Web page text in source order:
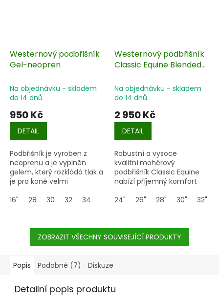
Westernový podbřišník
Gel-neopren
Na objednávku - skladem
do 14 dnů
950 Kč
DETAIL
Podbřišník je vyroben z
neoprenu a je vyplněn
gelem, který rozkládá tlak a
je pro koně velmi
zajišťuje optimální oporu
také kompletně podšité.
16" 28 30 32 34
Westernový podbřišník
Classic Equine Blended
Na objednávku - skladem
do 14 dnů
2 950 Kč
DETAIL
Robustní a vysoce
kvalitnímohérový
podbřišník Classic Equine
nabízí příjemný komfort
směsi mohéru a viskózy,
24" 26" 28" 30" 32"
ZOBRAZIT VŠECHNY SOUVISEJÍCÍ PRODUKTY
Popis Podobné (7) Diskuze
Detailní popis produktu